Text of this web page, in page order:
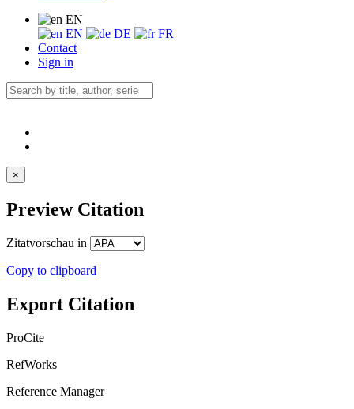
EN
EN
DE
FR
Contact
Sign in
×
Preview Citation
Zitatvorschau in
Copy to clipboard
Export Citation
ProCite
RefWorks
Reference Manager